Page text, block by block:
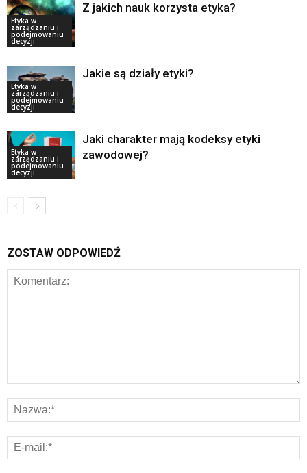
Etyka w
zarządzaniu i
podejmowaniu
decyzji
Z jakich nauk korzysta etyka?
Etyka w
zarządzaniu i
podejmowaniu
decyzji
Jakie są działy etyki?
Etyka w
zarządzaniu i
podejmowaniu
decyzji
Jaki charakter mają kodeksy etyki
zawodowej?
ZOSTAW ODPOWIEDŹ